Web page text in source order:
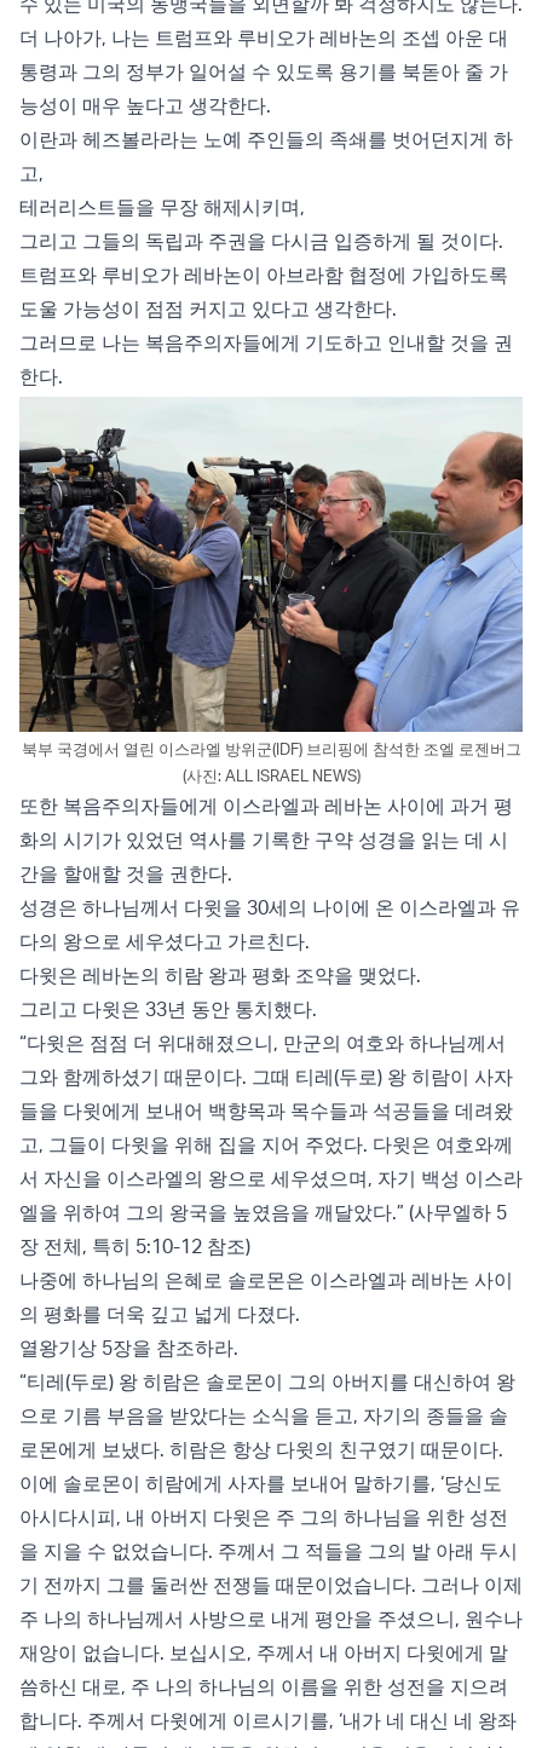
더 나아가, 나는 트럼프와 루비오가 레바논의 조셉 아운 대
통령과 그의 정부가 일어설 수 있도록 용기를 북돋아 줄 가
능성이 매우 높다고 생각한다.
이란과 헤즈볼라라는 노예 주인들의 족쇄를 벗어던지게 하
고,
테러리스트들을 무장 해제시키며,
그리고 그들의 독립과 주권을 다시금 입증하게 될 것이다.
트럼프와 루비오가 레바논이 아브라함 협정에 가입하도록
도울 가능성이 점점 커지고 있다고 생각한다.
그러므로 나는 복음주의자들에게 기도하고 인내할 것을 권
한다.
북부 국경에서 열린 이스라엘 방위군(IDF) 브리핑에 참석한 조엘 로젠버그
(사진: ALL ISRAEL NEWS)
또한 복음주의자들에게 이스라엘과 레바논 사이에 과거 평
화의 시기가 있었던 역사를 기록한 구약 성경을 읽는 데 시
간을 할애할 것을 권한다.
성경은 하나님께서 다윗을 30세의 나이에 온 이스라엘과 유
다의 왕으로 세우셨다고 가르친다.
다윗은 레바논의 히람 왕과 평화 조약을 맺었다.
그리고 다윗은 33년 동안 통치했다.
“다윗은 점점 더 위대해졌으니, 만군의 여호와 하나님께서
그와 함께하셨기 때문이다. 그때 티레(두로) 왕 히람이 사자
들을 다윗에게 보내어 백향목과 목수들과 석공들을 데려왔
고, 그들이 다윗을 위해 집을 지어 주었다. 다윗은 여호와께
서 자신을 이스라엘의 왕으로 세우셨으며, 자기 백성 이스라
엘을 위하여 그의 왕국을 높였음을 깨달았다.” (사무엘하 5
장 전체, 특히 5:10-12 참조)
나중에 하나님의 은혜로 솔로몬은 이스라엘과 레바논 사이
의 평화를 더욱 깊고 넓게 다졌다.
열왕기상 5장을 참조하라.
“티레(두로) 왕 히람은 솔로몬이 그의 아버지를 대신하여 왕
으로 기름 부음을 받았다는 소식을 듣고, 자기의 종들을 솔
로몬에게 보냈다. 히람은 항상 다윗의 친구였기 때문이다.
이에 솔로몬이 히람에게 사자를 보내어 말하기를, ‘당신도
아시다시피, 내 아버지 다윗은 주 그의 하나님을 위한 성전
을 지을 수 없었습니다. 주께서 그 적들을 그의 발 아래 두시
기 전까지 그를 둘러싼 전쟁들 때문이었습니다. 그러나 이제
주 나의 하나님께서 사방으로 내게 평안을 주셨으니, 원수나
재앙이 없습니다. 보십시오, 주께서 내 아버지 다윗에게 말
씀하신 대로, 주 나의 하나님의 이름을 위한 성전을 지으려
합니다. 주께서 다윗에게 이르시기를, ‘내가 네 대신 네 왕좌